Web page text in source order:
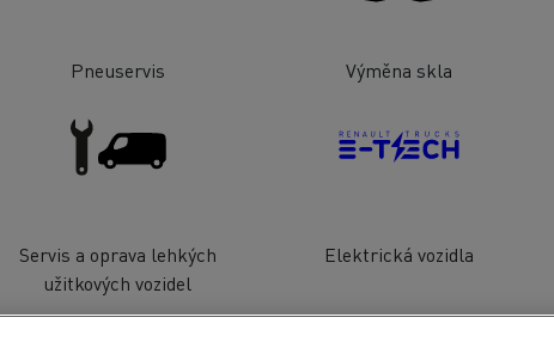
Pneuservis Výměna skla
Servis a oprava lehkých
užitkových vozidel
Elektrická vozidla